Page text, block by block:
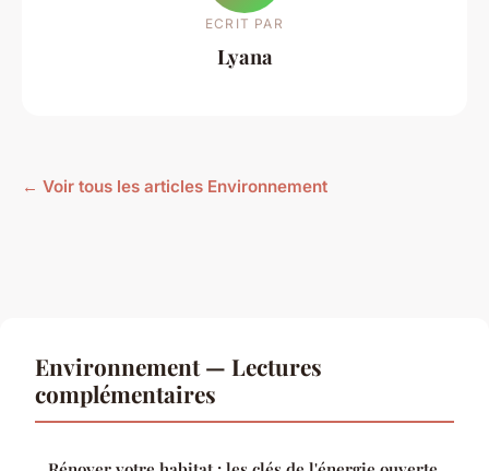
ECRIT PAR
Lyana
← Voir tous les articles Environnement
Environnement — Lectures
complémentaires